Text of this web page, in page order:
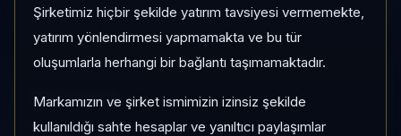
Şirketimiz hiçbir şekilde yatırım tavsiyesi vermemekte,
yatırım yönlendirmesi yapmamakta ve bu tür
oluşumlarla herhangi bir bağlantı taşımamaktadır.
Markamızın ve şirket ismimizin izinsiz şekilde
kullanıldığı sahte hesaplar ve yanıltıcı paylaşımlar
3 Ay:+%1,79
KATEGORI KONUMU
100/183
Momentum bazlı kategori içi sıra